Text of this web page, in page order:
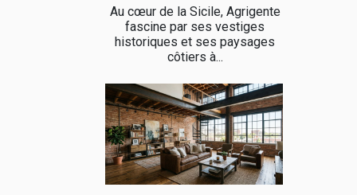
Au cœur de la Sicile, Agrigente
fascine par ses vestiges
historiques et ses paysages
côtiers à...